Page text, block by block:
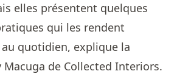
elles présentent quelques
qui les rendent
quotidien, explique la
Macuga de Collected Interiors.